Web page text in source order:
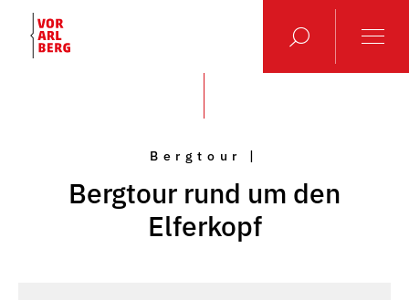
Bergtour |
Bergtour rund um den
Elferkopf